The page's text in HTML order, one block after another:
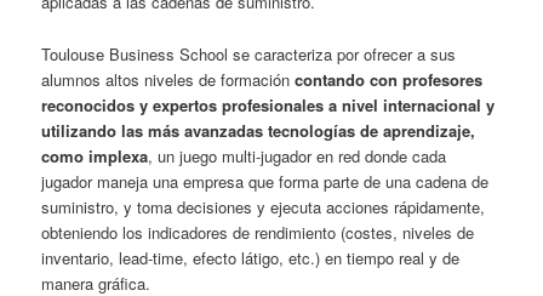
Toulouse Business School se caracteriza por ofrecer a sus
alumnos altos niveles de formacióncontando con profesores
reconocidos y expertos profesionales a nivel internacional y
utilizando las más avanzadas tecnologías de aprendizaje,
como implexa, un juego multi-jugador en red donde cada
jugador maneja una empresa que forma parte de una cadena de
suministro, y toma decisiones y ejecuta acciones rápidamente,
obteniendo los indicadores de rendimiento (costes, niveles de
inventario, lead-time, efecto látigo, etc.) en tiempo real y de
manera gráfica.